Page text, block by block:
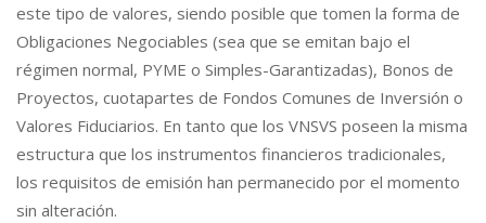
este tipo de valores, siendo posible que tomen la forma de
Obligaciones Negociables (sea que se emitan bajo el
régimen normal, PYME o Simples-Garantizadas), Bonos de
Proyectos, cuotapartes de Fondos Comunes de Inversión o
Valores Fiduciarios. En tanto que los VNSVS poseen la misma
estructura que los instrumentos financieros tradicionales,
los requisitos de emisión han permanecido por el momento
sin alteración.